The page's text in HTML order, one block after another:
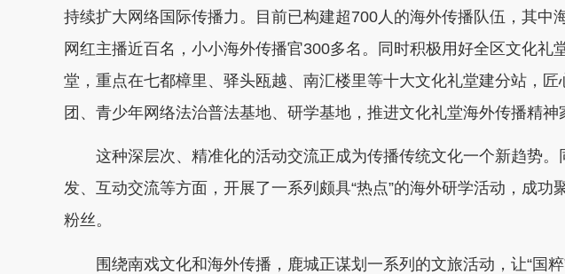
持续扩大网络国际传播力。目前已构建超700人的海外传播队伍，其中
网红主播近百名，小小海外传播官300多名。同时积极用好全区文化礼
堂，重点在七都樟里、驿头瓯越、南汇楼里等十大文化礼堂建分站，
团、青少年网络法治普法基地、研学基地，推进文化礼堂海外传播精神
这种深层次、精准化的活动交流正成为传播传统文化一个新趋势
发、互动交流等方面，开展了一系列颇具“热点”的海外研学活动，成功
粉丝。
围绕南戏文化和海外传播，鹿城正谋划一系列的文旅活动，让“国粹